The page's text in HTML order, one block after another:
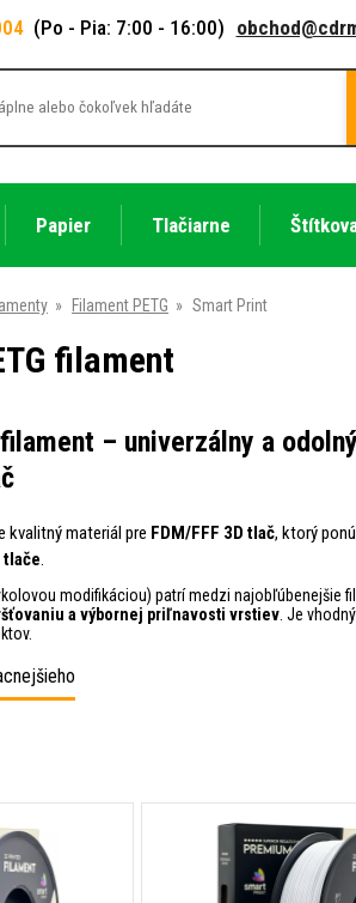
(Po - Pia: 7:00 - 16:00)
Papier Tlačiarne
» Filament PETG » Smart Print
filament
– univerzálny a
kvalitný materiál pre FDM/FFF 3D tlač, ktorý
modifikáciou) patrí medzi najobľúbenejšie
a výbornej priľnavosti vrstiev . Je